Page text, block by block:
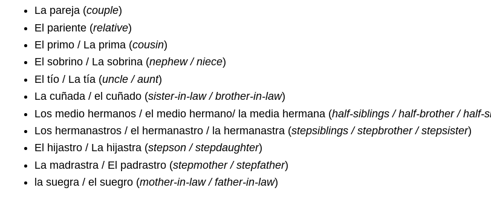
La pareja (couple)
El pariente (relative)
El primo / La prima (cousin)
El sobrino / La sobrina (nephew / niece)
El tío / La tía (uncle / aunt)
La cuñada / el cuñado (sister-in-law / brother-in-law)
Los medio hermanos / el medio hermano/ la media hermana (half-siblings / half-brother / half-
Los hermanastros / el hermanastro / la hermanastra (stepsiblings / stepbrother / stepsister)
El hijastro / La hijastra (stepson / stepdaughter)
La madrastra / El padrastro (stepmother / stepfather)
la suegra / el suegro (mother-in-law / father-in-law)